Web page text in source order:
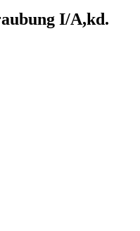
I/A,kd.